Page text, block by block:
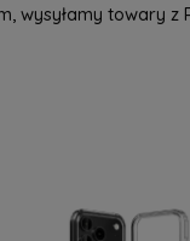
wysyłamy towary z